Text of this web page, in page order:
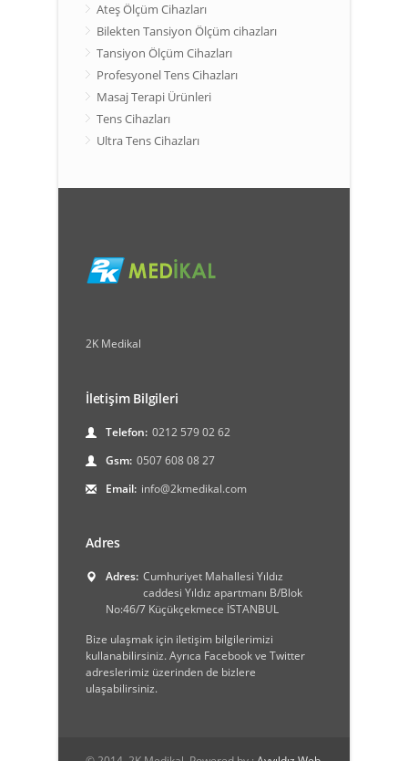
Ateş Ölçüm Cihazları
Bilekten Tansiyon Ölçüm cihazları
Tansiyon Ölçüm Cihazları
Profesyonel Tens Cihazları
Masaj Terapi Ürünleri
Tens Cihazları
Ultra Tens Cihazları
2K Medikal
İletişim Bilgileri
Telefon: 0212 579 02 62
Gsm: 0507 608 08 27
Email: info@2kmedikal.com
Adres
Adres: Cumhuriyet Mahallesi Yıldız
caddesi Yıldız apartmanı B/Blok
No:46/7 Küçükçekmece İSTANBUL
Bize ulaşmak için iletişim bilgilerimizi
kullanabilirsiniz. Ayrıca Facebook ve Twitter
adreslerimiz üzerinden de bizlere
ulaşabilirsiniz.